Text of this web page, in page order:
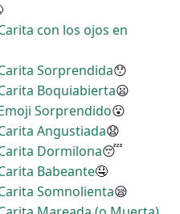
con los ojos en
Sorprendida😯
Boquiabierta😦
Sorprendido😮
Angustiada😧
Dormilona😴
Babeante🤤
Somnolienta😪